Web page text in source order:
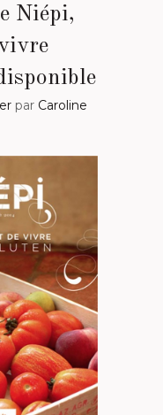
Niépi,
par Caroline